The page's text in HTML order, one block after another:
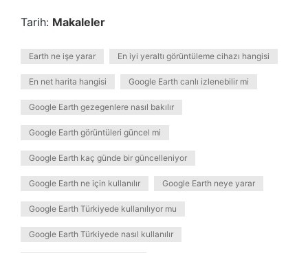
Tarih: Makaleler
Earth ne işe yarar En iyi yeraltı görüntüleme cihazı hangisi
En net harita hangisi Google Earth canlı izlenebilir mi
Google Earth gezegenlere nasıl bakılır
Google Earth görüntüleri güncel mi
Google Earth kaç günde bir güncelleniyor
Google Earth ne için kullanılır Google Earth neye yarar
Google Earth Türkiyede kullanılıyor mu
Google Earth Türkiyede nasıl kullanılır